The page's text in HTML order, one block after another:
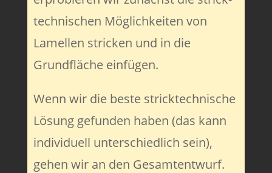
technischen Möglichkeiten von
Lamellen stricken und in die
Grundfläche einfügen.
Wenn wir die beste stricktechnische
Lösung gefunden haben (das kann
individuell unterschiedlich sein),
gehen wir an den Gesamtentwurf.